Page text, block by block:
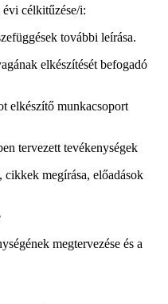
célkitűzése/i:
további leírása.
elkészítését befogadó
munkacsoport
tervezett tevékenységek
megírása, előadások
megtervezése és a